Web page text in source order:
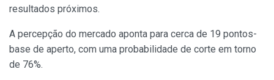
resultados próximos.
A percepção do mercado aponta para cerca de 19 pontos-
base de aperto, com uma probabilidade de corte em torno
de 76%.